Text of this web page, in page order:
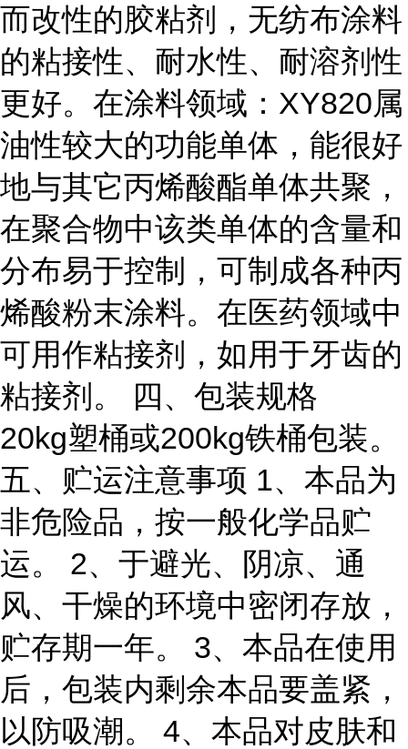
而改性的胶粘剂，无纺布涂料
的粘接性、耐水性、耐溶剂性
更好。在涂料领域：XY820属
油性较大的功能单体，能很好
地与其它丙烯酸酯单体共聚，
在聚合物中该类单体的含量和
分布易于控制，可制成各种丙
烯酸粉末涂料。在医药领域中
可用作粘接剂，如用于牙齿的
粘接剂。 四、包装规格
20kg塑桶或200kg铁桶包装。
五、贮运注意事项 1、本品为
非危险品，按一般化学品贮
运。 2、于避光、阴凉、通
风、干燥的环境中密闭存放，
贮存期一年。 3、本品在使用
后，包装内剩余本品要盖紧，
以防吸潮。 4、本品对皮肤和